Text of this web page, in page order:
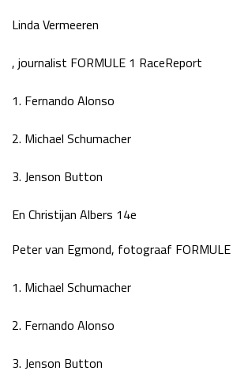
Linda Vermeeren
, journalist FORMULE 1 RaceReport
1. Fernando Alonso
2. Michael Schumacher
3. Jenson Button
En Christijan Albers 14e
Peter van Egmond, fotograaf
1. Michael Schumacher
2. Fernando Alonso
3. Jenson Button